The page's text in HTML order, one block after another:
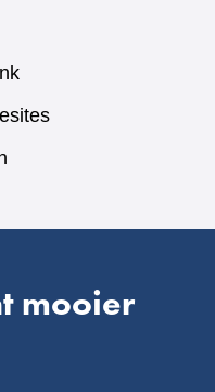
(verwijst
naar
mooier